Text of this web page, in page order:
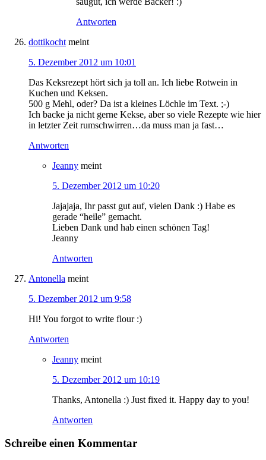
Antworten
dottikocht meint
5. Dezember 2012 um 10:01
Das Keksrezept hört sich ja toll an. Ich liebe Rotwein in
Kuchen und Keksen.
500 g Mehl, oder? Da ist a kleines Löchle im Text. ;-)
Ich backe ja nicht gerne Kekse, aber so viele Rezepte wie hier
in letzter Zeit rumschwirren…da muss man ja fast…
Antworten
Jeanny meint
5. Dezember 2012 um 10:20
Jajajaja, Ihr passt gut auf, vielen Dank :) Habe es
gerade “heile” gemacht.
Lieben Dank und hab einen schönen Tag!
Jeanny
Antworten
Antonella meint
5. Dezember 2012 um 9:58
Hi! You forgot to write flour :)
Antworten
Jeanny meint
5. Dezember 2012 um 10:19
Thanks, Antonella :) Just fixed it. Happy day to you!
Antworten
Schreibe einen Kommentar